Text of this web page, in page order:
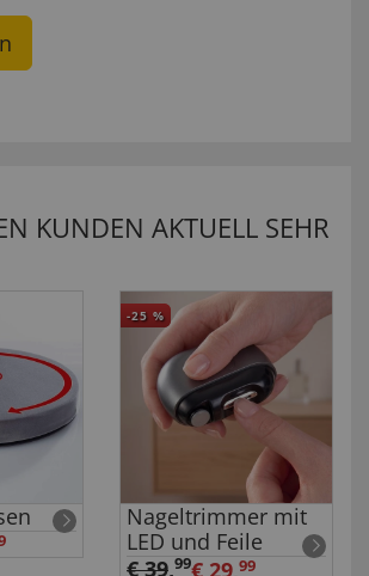
KUNDEN AKTUELL SEHR
-25 %
Nageltrimmer mit
LED und Feile
€ 39,99€ 29,99